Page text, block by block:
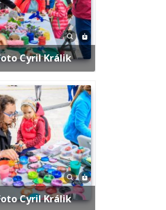
Foto Cyril Králik
Foto Cyril Králik